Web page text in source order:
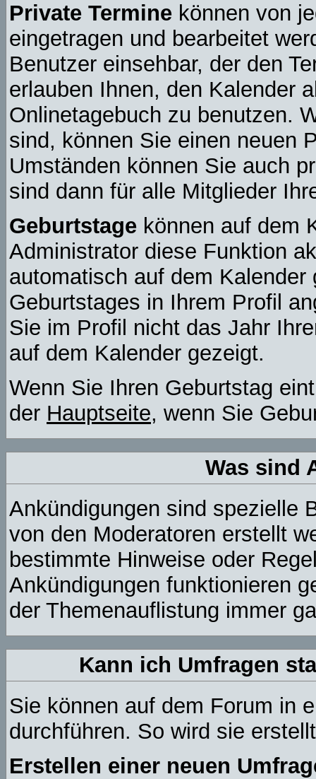
Private Termine können von
eingetragen und bearbeitet
Benutzer einsehbar, der den
erlauben Ihnen, den Kalender
Onlinetagebuch zu benutzen.
sind, können Sie einen neuen
Umständen können Sie auch
sind dann für alle Mitglieder
Geburtstage können auf dem
Administrator diese Funktion
automatisch auf dem
Geburtstages in Ihrem Profil
Sie im Profil nicht das Jahr
auf dem Kalender gezeigt.
Wenn Sie Ihren Geburtstag
der Hauptseite, wenn Sie
Was sind
Ankündigungen sind spezielle
von den Moderatoren erstellt
bestimmte Hinweise oder
Ankündigungen funktionieren
der Themenauflistung immer
Kann ich Umfragen
Sie können auf dem Forum in
durchführen. So wird sie
Erstellen einer neuen